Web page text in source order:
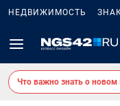
НЕДВИЖИМОСТЬ
Что важно знать о